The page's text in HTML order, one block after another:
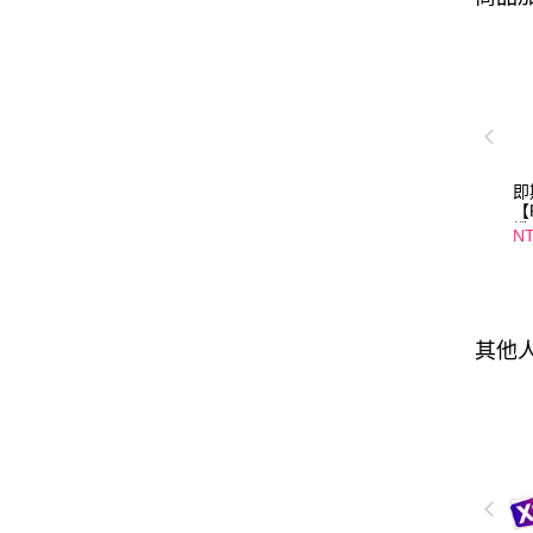
其他